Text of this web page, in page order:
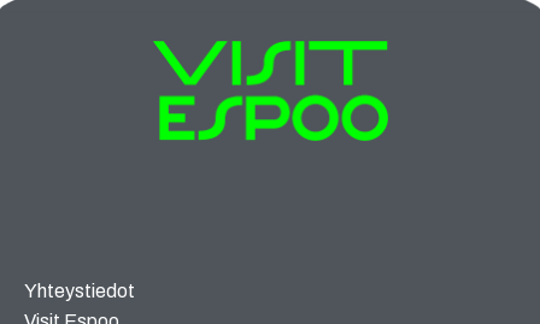
Yhteystiedot